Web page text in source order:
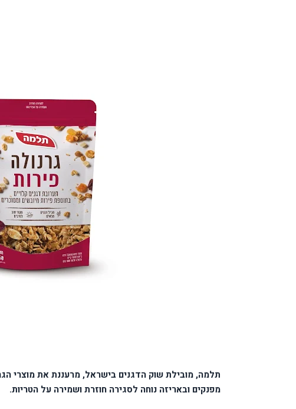
תלמה, מובילת שוק הדגנים בישראל, מרעננת את מוצרי
מפנקים ובאריזה נוחה לסגירה חוזרת ושמירה על הטריות.